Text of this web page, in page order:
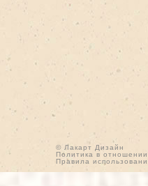
© Лакарт Дизайн
Политика в
Правила